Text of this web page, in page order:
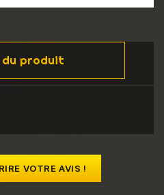
du produit
VOTRE AVIS !